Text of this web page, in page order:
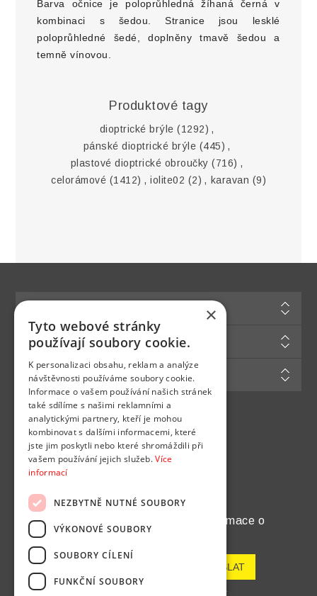
Barva očnice je poloprůhledná žíhaná černá v
kombinaci s šedou. Stranice jsou lesklé
poloprůhledné šedé, doplněny tmavě šedou a
temně vínovou.
Produktové tagy
dioptrické brýle (1292) ,
pánské dioptrické brýle (445) ,
plastové dioptrické obroučky (716) ,
celorámové (1412) , iolite02 (2) , karavan (9)
Zákaznická podpora
Můj účet
Najdete nás na
Chcete pravidelně dostávat informace o
novinkách a akcích?
Odhlásit odběr
×
Tyto webové stránky
používají soubory cookie.
K personalizaci obsahu, reklam a analýze
návštěvnosti používáme soubory cookie.
Informace o vašem používání našich stránek
také sdílíme s našimi reklamními a
analytickými partnery, kteří je mohou
kombinovat s dalšími informacemi, které
jste jim poskytli nebo které shromáždili při
vašem používání jejich služeb.Více
informací
NEZBYTNĚ NUTNÉ SOUBORY
VÝKONOVÉ SOUBORY
SOUBORY CÍLENÍ
FUNKČNÍ SOUBORY